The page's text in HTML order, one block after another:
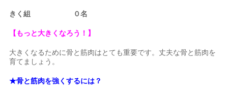
きく組 ０名
【もっと大きくなろう！】
大きくなるために骨と筋肉はとても重要です。丈夫な骨と筋肉を
育てましょう。
★骨と筋肉を強くするには？